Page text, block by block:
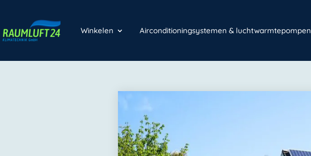
Winkelen Airconditioningsystemen & luchtwarmtepompen